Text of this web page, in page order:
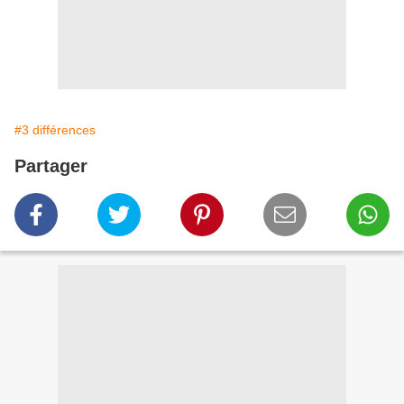
#3 différences
Partager